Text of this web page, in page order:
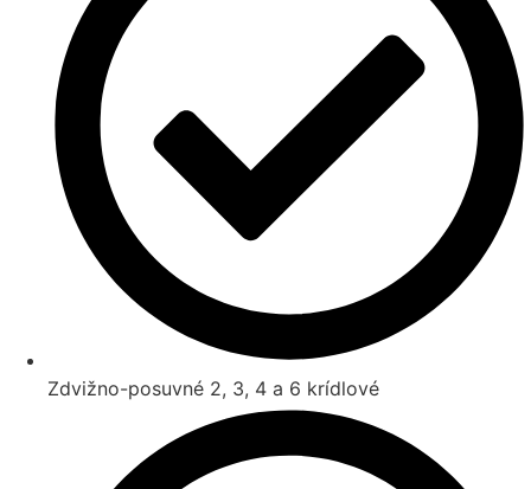
Zdvižno-posuvné 2, 3, 4 a 6 krídlové